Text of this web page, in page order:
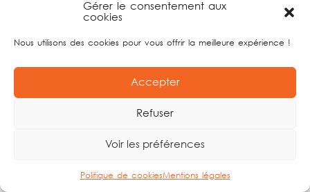
Gérer le consentement aux
cookies
Nous utilisons des cookies pour vous offrir la meilleure expérience !
Accepter
Refuser
Voir les préférences
Politique de cookiesMentions légales
L’action en indemnisation est
intentée devant la juridiction
compétente selon la nature du fait
que dans l’hypothèse où le juge
l’assureur est insuffisante, il
l’office une somme au plus égale à